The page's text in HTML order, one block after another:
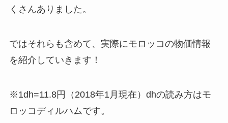
くさんありました。
ではそれらも含めて、実際にモロッコの物価情報
を紹介していきます！
※1dh=11.8円（2018年1月現在）dhの読み方はモ
ロッコディルハムです。